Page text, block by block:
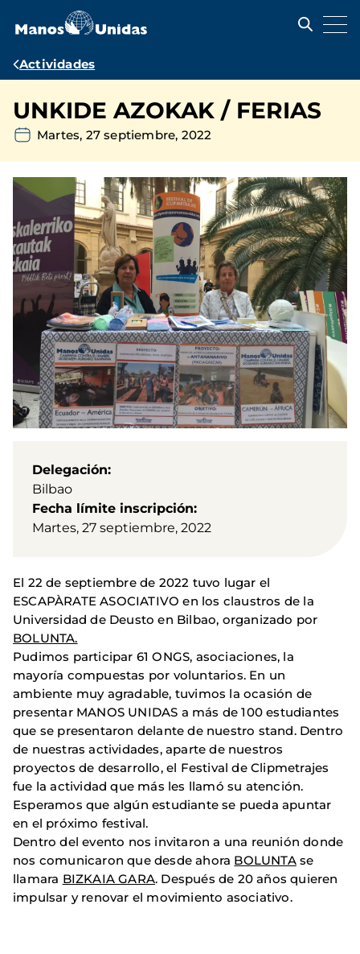
contenido
Ruta
navegación
Actividades
UNKIDE AZOKAK / FERIAS
Martes, 27 septiembre, 2022
Delegación
Bilbao
Fecha límite inscripción
Martes, 27 septiembre, 2022
El 22 de septiembre de 2022 tuvo lugar el
ESCAPÀRATE ASOCIATIVO en los claustros de la
Universidad de Deusto en Bilbao, organizado por
BOLUNTA.
Pudimos participar 61 ONGS, asociaciones, la
mayoría compuestas por voluntarios. En un
ambiente muy agradable, tuvimos la ocasión de
presentar MANOS UNIDAS a más de 100 estudiantes
que se presentaron delante de nuestro stand. Dentro
de nuestras actividades, aparte de nuestros
proyectos de desarrollo, el Festival de Clipmetrajes
fue la actividad que más les llamó su atención.
Esperamos que algún estudiante se pueda apuntar
en el próximo festival.
Dentro del evento nos invitaron a una reunión donde
nos comunicaron que desde ahora BOLUNTAse
llamara BIZKAIA GARA. Después de 20 años quieren
impulsar y renovar el movimiento asociativo.